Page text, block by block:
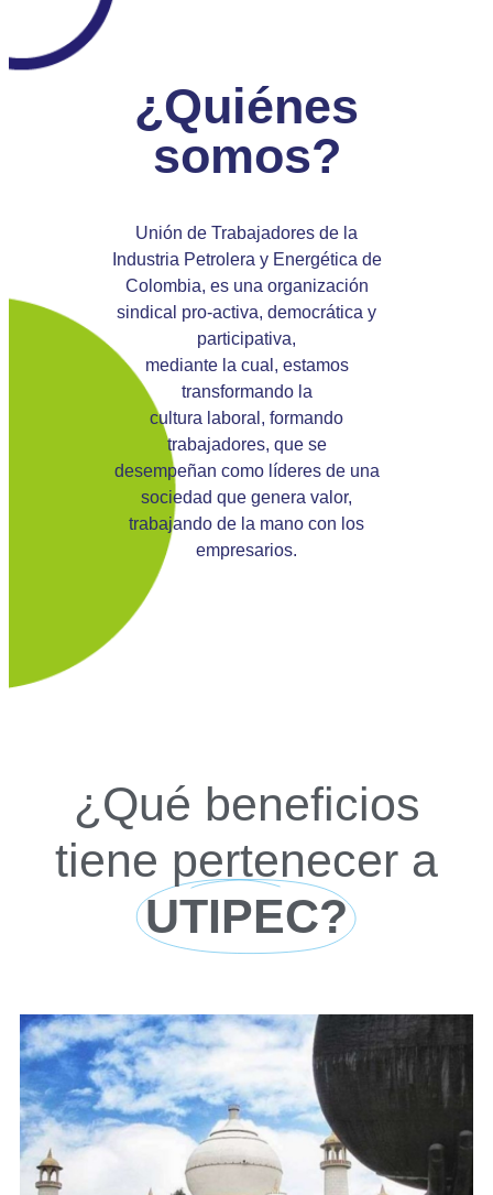
¿Quiénes
somos?
Unión de Trabajadores de la
Industria Petrolera y Energética de
Colombia, es una organización
sindical pro-activa, democrática y
participativa,
mediante la cual, estamos
transformando la
cultura laboral, formando
trabajadores, que se
desempeñan como líderes de una
sociedad que genera valor,
trabajando de la mano con los
empresarios.
¿Qué beneficios
tiene pertenecer a
UTIPEC?